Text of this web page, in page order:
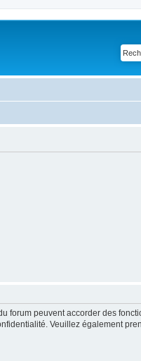
forum peuvent accorder des
Veuillez également